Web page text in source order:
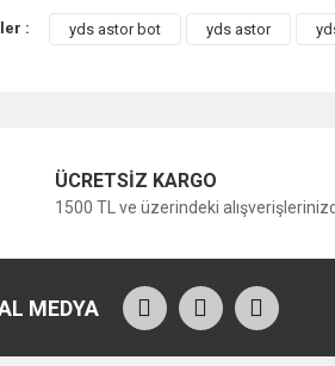
: yds astor bot yds astor
ÜCRETSİZ KARGO
1500 TL ve üzerindeki
MEDYA